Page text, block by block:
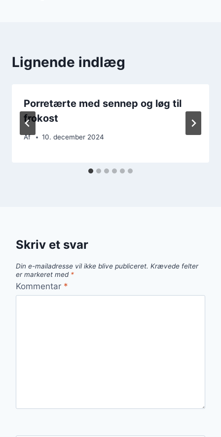
Lignende indlæg
Porretærte med sennep og løg til
frokost
Af 10. december 2024
Skriv et svar
Din e-mailadresse vil ikke blive publiceret. Krævede felter
er markeret med *
Kommentar *